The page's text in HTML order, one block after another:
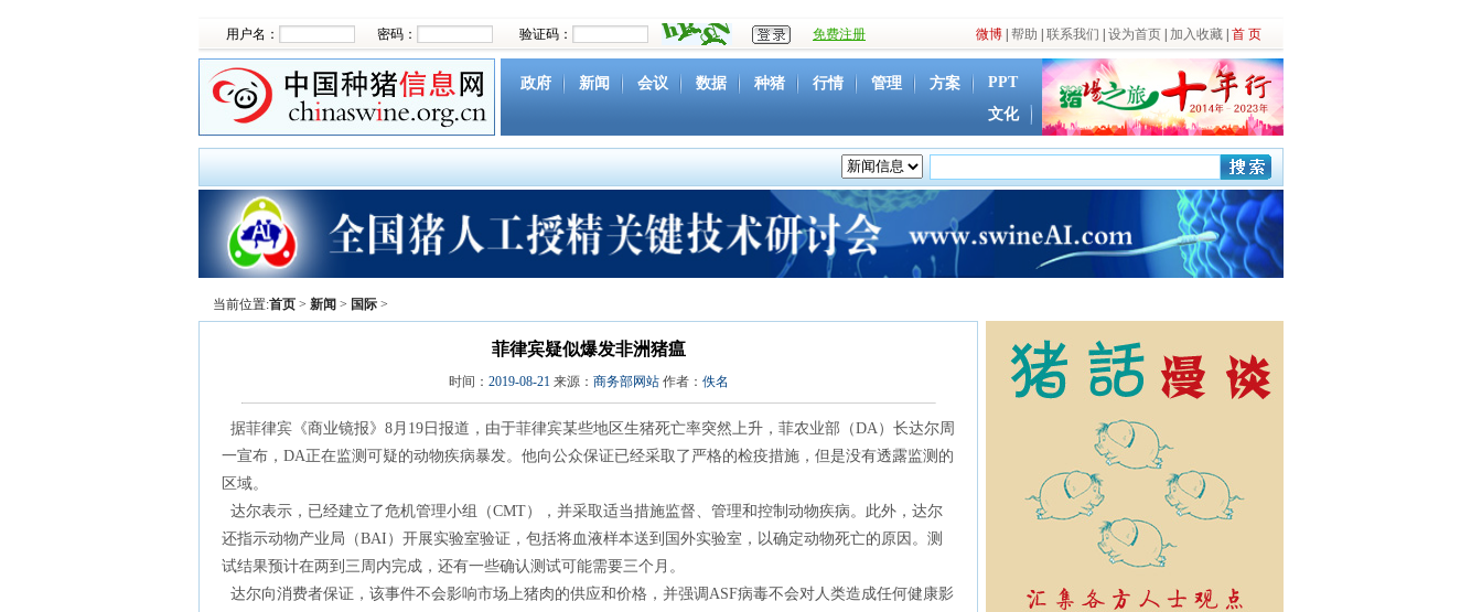
用户名： 密码： 验证码： 免费注册 微博 帮助 联系我们 设为首页 加入收藏 首 页
政府 新闻 会议 数据 种猪 行情 管理 方案
PPT
文化
资源
社团 下载 育种 营养 环境 猪病 视频
当前位置:首页 > 新闻 > 国际 >
菲律宾疑似爆发非洲猪瘟
时间： 2019-08-21来源： 商务部网站作者： 佚名
据菲律宾《商业镜报》8月19日报道，由于菲律宾某些地区生猪死亡率突然上升，菲农业部（DA）长达尔周
一宣布，DA正在监测可疑的动物疾病暴发。他向公众保证已经采取了严格的检疫措施，但是没有透露监测的
区域。
达尔表示，已经建立了危机管理小组（CMT），并采取适当措施监督、管理和控制动物疾病。此外，达尔
还指示动物产业局（BAI）开展实验室验证，包括将血液样本送到国外实验室，以确定动物死亡的原因。测
试结果预计在两到三周内完成，还有一些确认测试可能需要三个月。
达尔向消费者保证，该事件不会影响市场上猪肉的供应和价格，并强调ASF病毒不会对人类造成任何健康影